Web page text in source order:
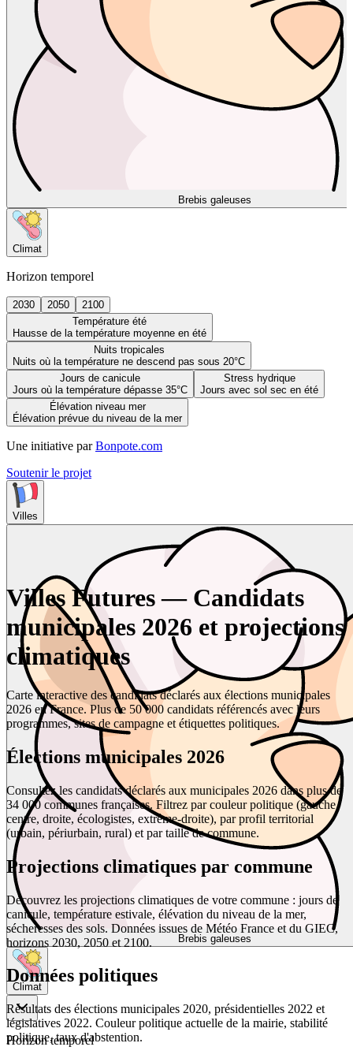
Brebis galeuses
Climat
Horizon temporel
2030 2050
2100
Température été
Hausse de la température moyenne en été
Nuits tropicales
Nuits où la température ne descend pas sous 20°C
Jours de canicule
Jours où la température dépasse 35°C
Stress hydrique
Jours avec sol sec en été
Élévation niveau mer
Élévation prévue du niveau de la mer
Une initiative par Bonpote.com
Soutenir le projet
Villes
Brebis galeuses
Climat
Horizon temporel
Villes Futures — Candidats
municipales 2026 et projections
climatiques
Carte interactive des candidats déclarés aux élections municipales
2026 en France. Plus de 50 000 candidats référencés avec leurs
programmes, sites de campagne et étiquettes politiques.
Élections municipales 2026
Consultez les candidats déclarés aux municipales 2026 dans plus de
34 000 communes françaises. Filtrez par couleur politique (gauche,
centre, droite, écologistes, extrême-droite), par profil territorial
(urbain, périurbain, rural) et par taille de commune.
Projections climatiques par commune
Découvrez les projections climatiques de votre commune : jours de
canicule, température estivale, élévation du niveau de la mer,
sécheresses des sols. Données issues de Météo France et du GIEC,
horizons 2030, 2050 et 2100.
Données politiques
Résultats des élections municipales 2020, présidentielles 2022 et
législatives 2022. Couleur politique actuelle de la mairie, stabilité
politique, taux d'abstention.